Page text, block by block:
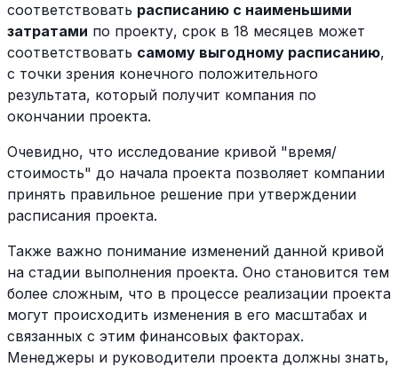
соответствовать расписанию с наименьшими
затратами по проекту, срок в 18 месяцев может
соответствовать самому выгодному расписанию,
с точки зрения конечного положительного
результата, который получит компания по
окончании проекта.
Очевидно, что исследование кривой "время/
стоимость" до начала проекта позволяет компании
принять правильное решение при утверждении
расписания проекта.
Также важно понимание изменений данной кривой
на стадии выполнения проекта. Оно становится тем
более сложным, что в процессе реализации проекта
могут происходить изменения в его масштабах и
связанных с этим финансовых факторах.
Менеджеры и руководители проекта должны знать,